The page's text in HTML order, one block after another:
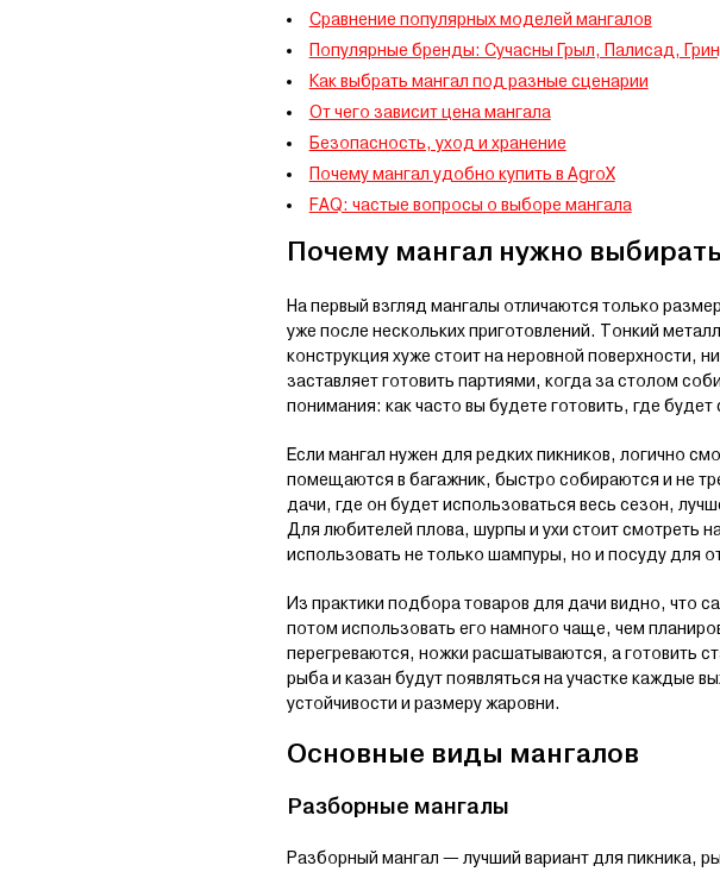
Сравнение популярных моделей мангалов
Популярные бренды: Сучасны Грыл, Палисад,
Как выбрать мангал под разные сценарии
От чего зависит цена мангала
Безопасность, уход и хранение
Почему мангал удобно купить в AgroX
FAQ: частые вопросы о выборе мангала
Почему мангал нужно
На первый взгляд мангалы отличаются только
уже после нескольких приготовлений. Тонкий
конструкция хуже стоит на неровной поверхности,
заставляет готовить партиями, когда за столом
понимания: как часто вы будете готовить, где
Если мангал нужен для редких пикников, логично
помещаются в багажник, быстро собираются и не
дачи, где он будет использоваться весь сезон,
Для любителей плова, шурпы и ухи стоит смотреть
использовать не только шампуры, но и посуду для
Из практики подбора товаров для дачи видно, что
потом использовать его намного чаще, чем
перегреваются, ножки расшатываются, а готовить
рыба и казан будут появляться на участке каждые
устойчивости и размеру жаровни.
Основные виды мангалов
Разборные мангалы
Разборный мангал — лучший вариант для пикника,